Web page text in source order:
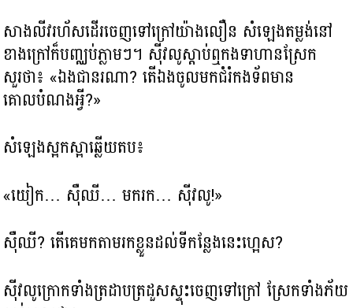
សាងលីវរហ័សដើរចេញទៅក្រៅយ៉ាងលឿន សំឡេងតម្លង់នៅ
ខាងក្រៅក៏បញ្ឈប់ភ្លាមៗ។ ស៊ីវលូស្ដាប់ឮកងទាហានស្រែក
សួរថា៖ «ឯងជានរណា? តើឯងចូលមកជំរំកងទ័ពមាន
គោលបំណងអ្វី?»
សំឡេងស្អកស្អាឆ្លើយតប៖
«យៀក… ស៊ឺឈី… មករក… ស៊ីវលូ!»
ស៊ឺឈី? តើគេមកតាមរកខ្លួនដល់ទីកន្លែងនេះហ្អេស?
ស៊ីវលូក្រោកទាំងត្រដាបត្រដួសស្ទុះចេញទៅក្រៅ ស្រែកទាំងភ័យ